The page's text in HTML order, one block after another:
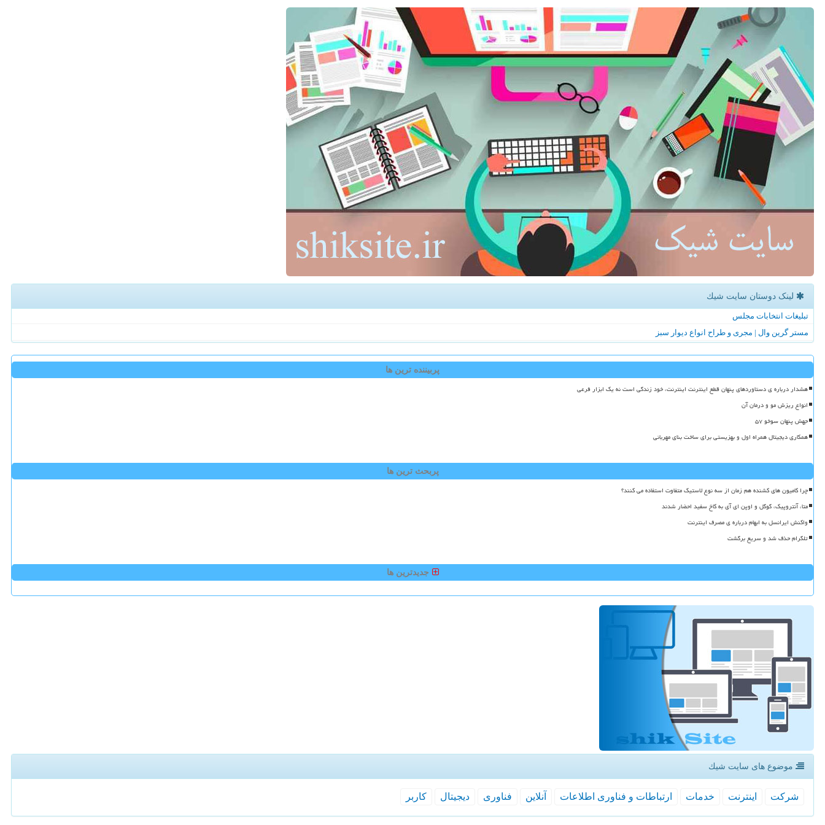
لینک دوستان سایت شیك
تبلیغات انتخابات مجلس
مستر گرین وال | مجری و طراح انواع دیوار سبز
پربیننده ترین ها
هشدار درباره ی دستاوردهای پنهان قطع اینترنت اینترنت، خود زندگی است نه یک ابزار فرعی
انواع ریزش مو و درمان آن
جهش پنهان سوخو ۵۷
همکاری دیجیتال همراه اول و بهزیستی برای ساخت بنای مهربانی
پربحث ترین ها
چرا کامیون های کشنده هم زمان از سه نوع لاستیک متفاوت استفاده می کنند؟
متا، آنتروپیک، گوگل و اوپن ای آی به کاخ سفید احضار شدند
واکنش ایرانسل به ابهام درباره ی مصرف اینترنت
تلگرام حذف شد و سریع برگشت
جدیدترین ها
موضوع های سایت شیك
شركت اینترنت خدمات ارتباطات و فناوری اطلاعات آنلاین فناوری دیجیتال كاربر